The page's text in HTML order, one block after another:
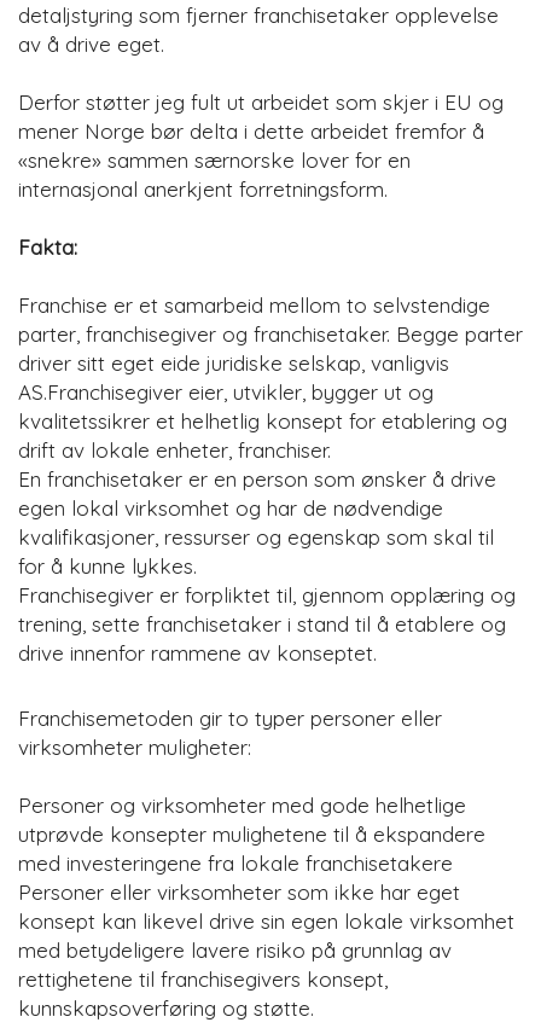
detaljstyring som fjerner franchisetaker opplevelse
av å drive eget.
Derfor støtter jeg fult ut arbeidet som skjer i EU og
mener Norge bør delta i dette arbeidet fremfor å
«snekre» sammen særnorske lover for en
internasjonal anerkjent forretningsform.
Fakta:
Franchise er et samarbeid mellom to selvstendige
parter, franchisegiver og franchisetaker. Begge parter
driver sitt eget eide juridiske selskap, vanligvis
AS.Franchisegiver eier, utvikler, bygger ut og
kvalitetssikrer et helhetlig konsept for etablering og
drift av lokale enheter, franchiser.
En franchisetaker er en person som ønsker å drive
egen lokal virksomhet og har de nødvendige
kvalifikasjoner, ressurser og egenskap som skal til
for å kunne lykkes.
Franchisegiver er forpliktet til, gjennom opplæring og
trening, sette franchisetaker i stand til å etablere og
drive innenfor rammene av konseptet.
Franchisemetoden gir to typer personer eller
virksomheter muligheter:
Personer og virksomheter med gode helhetlige
utprøvde konsepter mulighetene til å ekspandere
med investeringene fra lokale franchisetakere
Personer eller virksomheter som ikke har eget
konsept kan likevel drive sin egen lokale virksomhet
med betydeligere lavere risiko på grunnlag av
rettighetene til franchisegivers konsept,
kunnskapsoverføring og støtte.